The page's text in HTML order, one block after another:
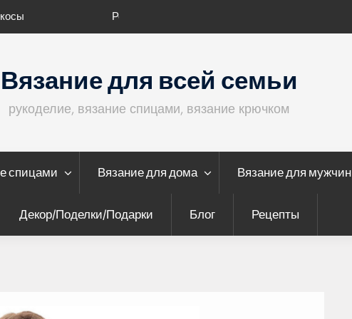
Вязание для всей семьи
рукоделие, вязание спицами, вязание крючком
спицами Вязание для дома Вязание для мужчин
Декор/Поделки/Подарки Блог Рецепты